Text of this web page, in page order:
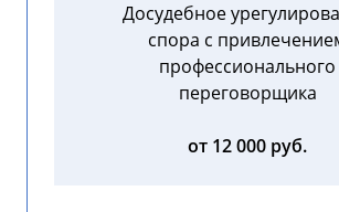
Досудебное
спора с
профессионального
переговорщика
от 12 000 руб.